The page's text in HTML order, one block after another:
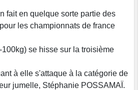
fait en quelque sorte partie des
les championnats de france
se hisse sur la troisième
à elle s'attaque à la catégorie de
jumelle, Stéphanie POSSAMAÏ.